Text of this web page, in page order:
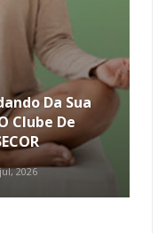
Da Sua
Clube De
2026